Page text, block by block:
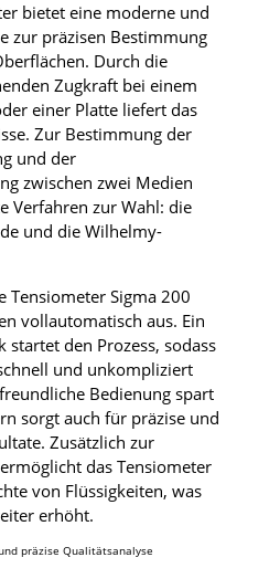
bietet eine moderne und
zur präzisen Bestimmung
Durch die
Zugkraft bei einem
einer Platte liefert das
Zur Bestimmung der
und der
zwischen zwei Medien
Verfahren zur Wahl: die
und die Wilhelmy-
Tensiometer Sigma 200
vollautomatisch aus. Ein
startet den Prozess, sodass
und unkompliziert
Bedienung spart
sorgt auch für präzise und
Zusätzlich zur
das Tensiometer
von Flüssigkeiten, was
erhöht.
präzise Qualitätsanalyse